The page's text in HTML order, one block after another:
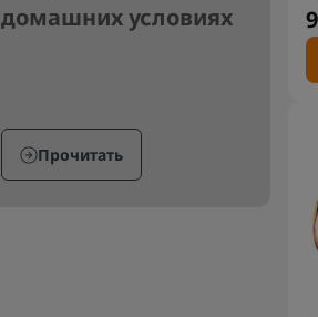
домашних условиях
Прочитать